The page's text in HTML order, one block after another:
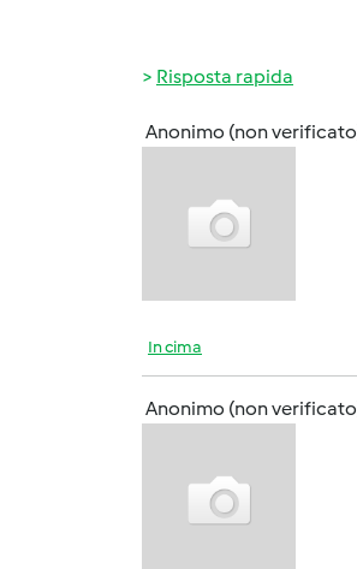
Risposta rapida
Anonimo (non
In cima
Anonimo (non